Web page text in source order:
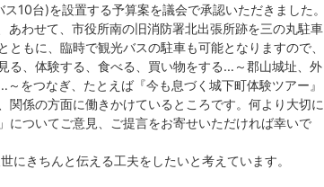
10台)を設置する予算案を議会で承認いただきました。
わせて、市役所南の旧消防署北出張所跡を三の丸駐車
もに、臨時で観光バスの駐車も可能となりますので、
る、体験する、食べる、買い物をする…～郡山城址、外
をつなぎ、たとえば『今も息づく城下町体験ツアー』
関係の方面に働きかけているところです。何より大切に
についてご意見、ご提言をお寄せいただければ幸いで
にきちんと伝える工夫をしたいと考えています。